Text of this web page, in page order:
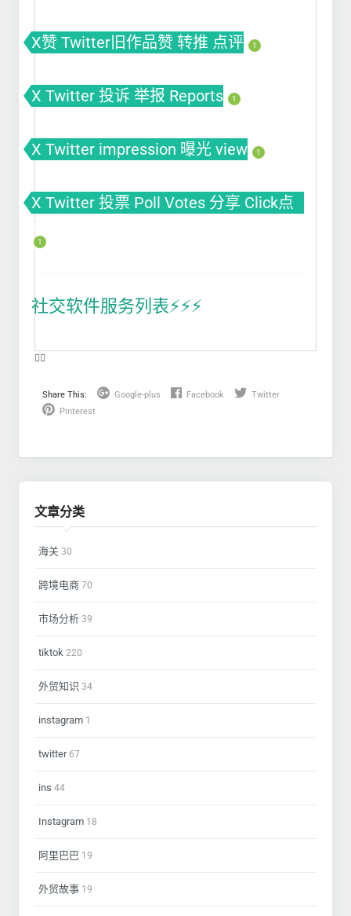
X赞 Twitter旧作品赞 转推 点评 1
X Twitter 投诉 举报 Reports 1
X Twitter impression 曝光 view 1
X Twitter 投票 Poll Votes 分享 Click点
击
1
社交软件服务列表⚡️⚡️⚡️
❤️‍🔥
Share This: Google-plus Facebook
Twitter
Pinterest
文章分类
海关 30
跨境电商 70
市场分析 39
tiktok 220
外贸知识 34
instagram 1
twitter67
ins 44
Instagram 18
阿里巴巴 19
外贸故事 19